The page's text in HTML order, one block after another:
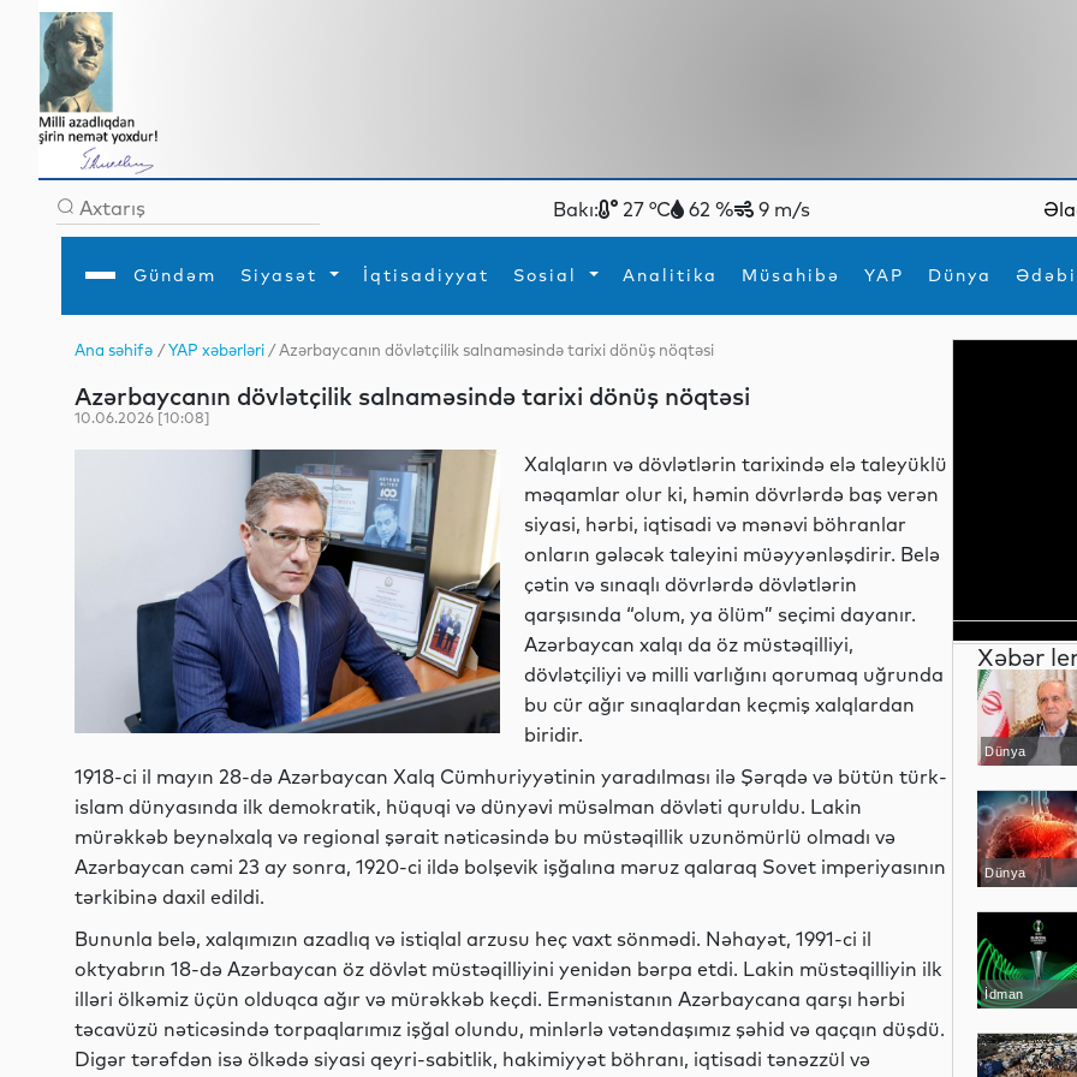
Bakı: 27 °C 62 % 9 m/s
Gündəm Siyasət İqtisadiyyat Sosial Analitika Müsahibə YAP Dünya
Gündəm
İqtisadiyyat
Analitika
MEDİA
Xarici siyasətTurizm
Hadisə
Diaspor
İdmanYeni texnologiyalar
Ana səhifə /YAP xəbərləri / Azərbaycanın dövlətçilik salnaməsində tarixi dönüş nöqtəsi
Azərbaycanın dövlətçilik salnaməsində tarixi dönüş nöqtəsi
10.06.2026 [10:08]
Xalqların və dövlətlərin tarixində elə taleyüklü
məqamlar olur ki, həmin dövrlərdə baş verən
siyasi, hərbi, iqtisadi və mənəvi böhranlar
onların gələcək taleyini müəyyənləşdirir. Belə
çətin və sınaqlı dövrlərdə dövlətlərin
qarşısında “olum, ya ölüm” seçimi dayanır.
Azərbaycan xalqı da öz müstəqilliyi,
dövlətçiliyi və milli varlığını qorumaq uğrunda
bu cür ağır sınaqlardan keçmiş xalqlardan
biridir.
1918-ci il mayın 28-də Azərbaycan Xalq Cümhuriyyətinin yaradılması ilə Şərqdə və bütün türk-
islam dünyasında ilk demokratik, hüquqi və dünyəvi müsəlman dövləti quruldu. Lakin
mürəkkəb beynəlxalq və regional şərait nəticəsində bu müstəqillik uzunömürlü olmadı və
Azərbaycan cəmi 23 ay sonra, 1920-ci ildə bolşevik işğalına məruz qalaraq Sovet imperiyasının
tərkibinə daxil edildi.
Bununla belə, xalqımızın azadlıq və istiqlal arzusu heç vaxt sönmədi. Nəhayət, 1991-ci il
oktyabrın 18-də Azərbaycan öz dövlət müstəqilliyini yenidən bərpa etdi. Lakin müstəqilliyin ilk
illəri ölkəmiz üçün olduqca ağır və mürəkkəb keçdi. Ermənistanın Azərbaycana qarşı hərbi
təcavüzü nəticəsində torpaqlarımız işğal olundu, minlərlə vətəndaşımız şəhid və qaçqın düşdü.
Digər tərəfdən isə ölkədə siyasi qeyri-sabitlik, hakimiyyət böhranı, iqtisadi tənəzzül və
Xəbər
Dünya
Dünya
İdman